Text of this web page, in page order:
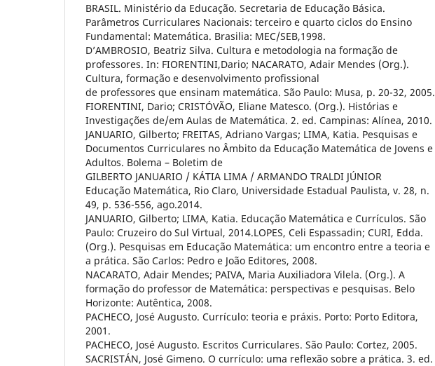
BRASIL. Ministério da Educação. Secretaria de Educação Básica.
Parâmetros Curriculares Nacionais: terceiro e quarto ciclos do Ensino
Fundamental: Matemática. Brasilia: MEC/SEB,1998.
D’AMBROSIO, Beatriz Silva. Cultura e metodologia na formação de
professores. In: FIORENTINI,Dario; NACARATO, Adair Mendes (Org.).
Cultura, formação e desenvolvimento profissional
de professores que ensinam matemática. São Paulo: Musa, p. 20-32, 2005.
FIORENTINI, Dario; CRISTÓVÃO, Eliane Matesco. (Org.). Histórias e
Investigações de/em Aulas de Matemática. 2. ed. Campinas: Alínea, 2010.
JANUARIO, Gilberto; FREITAS, Adriano Vargas; LIMA, Katia. Pesquisas e
Documentos Curriculares no Âmbito da Educação Matemática de Jovens e
Adultos. Bolema – Boletim de
GILBERTO JANUARIO / KÁTIA LIMA / ARMANDO TRALDI JÚNIOR
Educação Matemática, Rio Claro, Universidade Estadual Paulista, v. 28, n.
49, p. 536-556, ago.2014.
JANUARIO, Gilberto; LIMA, Katia. Educação Matemática e Currículos. São
Paulo: Cruzeiro do Sul Virtual, 2014.LOPES, Celi Espassadin; CURI, Edda.
(Org.). Pesquisas em Educação Matemática: um encontro entre a teoria e
a prática. São Carlos: Pedro e João Editores, 2008.
NACARATO, Adair Mendes; PAIVA, Maria Auxiliadora Vilela. (Org.). A
formação do professor de Matemática: perspectivas e pesquisas. Belo
Horizonte: Autêntica, 2008.
PACHECO, José Augusto. Currículo: teoria e práxis. Porto: Porto Editora,
2001.
PACHECO, José Augusto. Escritos Curriculares. São Paulo: Cortez, 2005.
SACRISTÁN, José Gimeno. O currículo: uma reflexão sobre a prática. 3. ed.